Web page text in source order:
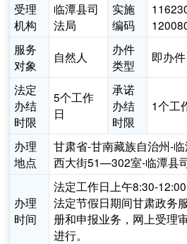
受理
机构
临潭县司
法局
实施
编码
服务
对象
自然人
办件
类型
即办件
法定
办结
时限
5个工作
日
承诺
办结
时限
1个工
办理
地点
甘肃省-甘南藏族自治州-
西大街51—302室-临潭县司
办理
时间
法定工作日上午8:30-
法定节假日期间甘肃政务
册和申报业务，网上受理
进行。